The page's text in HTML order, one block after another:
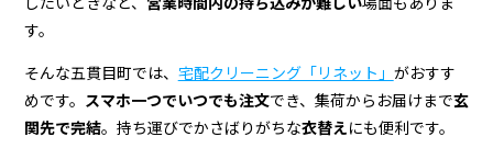
ク
リ
ー
す。
そんな五貫目町では、 宅配クリーニング「リネット」 がおすす
めです。 スマホ一つでいつでも注文でき、集荷からお届けまで玄
関先で完結。持ち運びでかさばりがちな衣替えにも便利です。